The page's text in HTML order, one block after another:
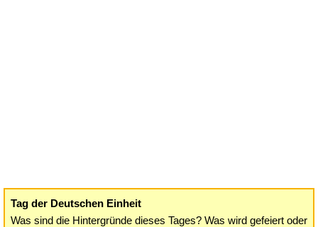
Tag der Deutschen Einheit
Was sind die Hintergründe dieses Tages? Was wird gefeiert oder